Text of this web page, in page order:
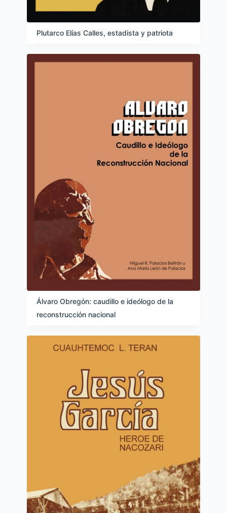
Plutarco Elías Calles, estadista y patriota
Álvaro Obregón: caudillo e ideólogo de la
reconstrucción nacional